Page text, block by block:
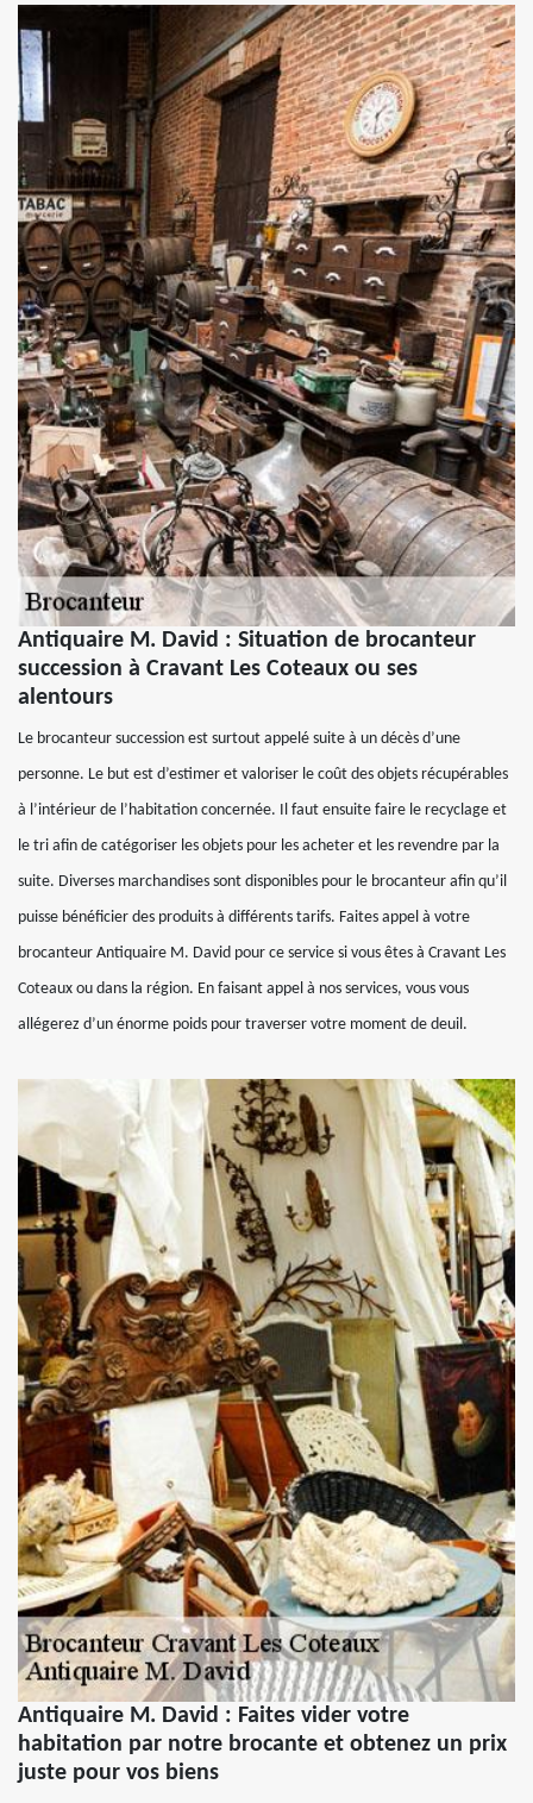
Antiquaire M. David : Situation de brocanteur
succession à Cravant Les Coteaux ou ses
alentours
Le brocanteur succession est surtout appelé suite à un décès d’une
personne. Le but est d’estimer et valoriser le coût des objets récupérables
à l’intérieur de l’habitation concernée. Il faut ensuite faire le recyclage et
le tri afin de catégoriser les objets pour les acheter et les revendre par la
suite. Diverses marchandises sont disponibles pour le brocanteur afin qu’il
puisse bénéficier des produits à différents tarifs. Faites appel à votre
brocanteur Antiquaire M. David pour ce service si vous êtes à Cravant Les
Coteaux ou dans la région. En faisant appel à nos services, vous vous
allégerez d’un énorme poids pour traverser votre moment de deuil.
Antiquaire M. David : Faites vider votre
habitation par notre brocante et obtenez un prix
juste pour vos biens